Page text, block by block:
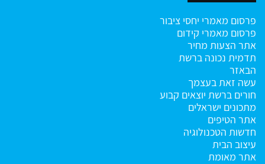
פרסום מאמרי יחסי ציבור
פרסום מאמרי קידום
אתר הצעות מחיר
תדמית נכונה ברשת
הבאזר
עשה זאת בעצמך
חורים ברשת יוצאים קבוע
מתכונים ישראלים
אתר הטיפים
חדשות הטכנולוגיה
עיצוב הבית
אתר מאומת